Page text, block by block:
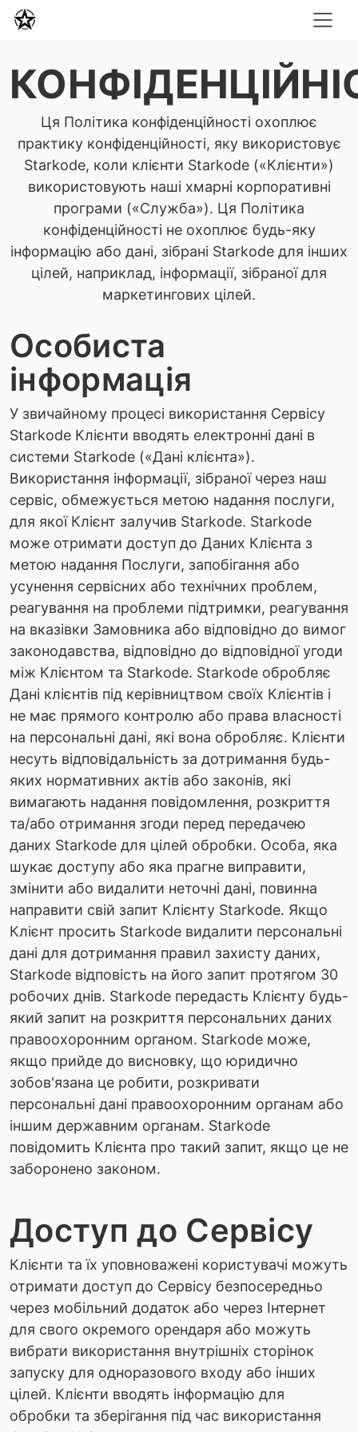
Ця Політика конфіденційності охоплює
практику конфіденційності, яку використовує
Starkode, коли клієнти Starkode («Клієнти»)
використовують наші хмарні корпоративні
програми («Служба»). Ця Політика
конфіденційності не охоплює будь-яку
інформацію або дані, зібрані Starkode для інших
цілей, наприклад, інформації, зібраної для
маркетингових цілей.
Особиста
інформація
У звичайному процесі використання Сервісу
Starkode Клієнти вводять електронні дані в
системи Starkode («Дані клієнта»).
Використання інформації, зібраної через наш
сервіс, обмежується метою надання послуги,
для якої Клієнт залучив Starkode. Starkode
може отримати доступ до Даних Клієнта з
метою надання Послуги, запобігання або
усунення сервісних або технічних проблем,
реагування на проблеми підтримки, реагування
на вказівки Замовника або відповідно до вимог
законодавства, відповідно до відповідної угоди
між Клієнтом та Starkode. Starkode обробляє
Дані клієнтів під керівництвом своїх Клієнтів і
не має прямого контролю або права власності
на персональні дані, які вона обробляє. Клієнти
несуть відповідальність за дотримання будь-
яких нормативних актів або законів, які
вимагають надання повідомлення, розкриття
та/або отримання згоди перед передачею
даних Starkode для цілей обробки. Особа, яка
шукає доступу або яка прагне виправити,
змінити або видалити неточні дані, повинна
направити свій запит Клієнту Starkode. Якщо
Клієнт просить Starkode видалити персональні
дані для дотримання правил захисту даних,
Starkode відповість на його запит протягом 30
робочих днів. Starkode передасть Клієнту будь-
який запит на розкриття персональних даних
правоохоронним органом. Starkode може,
якщо прийде до висновку, що юридично
зобов'язана це робити, розкривати
персональні дані правоохоронним органам або
іншим державним органам. Starkode
повідомить Клієнта про такий запит, якщо це не
заборонено законом.
Доступ до Сервісу
Клієнти та їх уповноважені користувачі можуть
отримати доступ до Сервісу безпосередньо
через мобільний додаток або через Інтернет
для свого окремого орендаря або можуть
вибрати використання внутрішніх сторінок
запуску для одноразового входу або інших
цілей. Клієнти вводять інформацію для
обробки та зберігання під час використання